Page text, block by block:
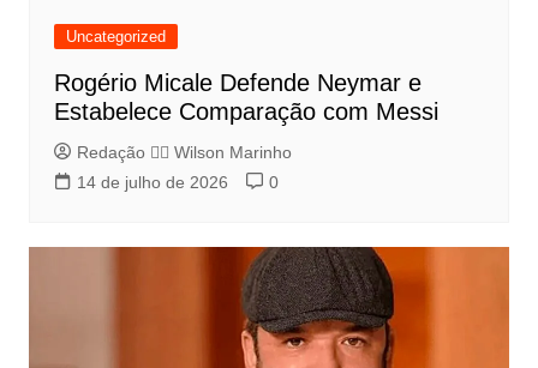
Uncategorized
Rogério Micale Defende Neymar e
Estabelece Comparação com Messi
Redação 👨‍⚖️​ Wilson Marinho
14 de julho de 2026
0